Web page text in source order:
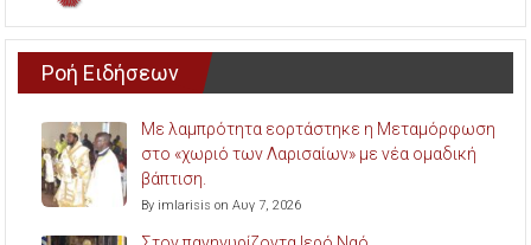
Ροή Ειδήσεων
Με λαμπρότητα εορτάστηκε η Μεταμόρφωση
στο «χωριό των Λαρισαίων» με νέα ομαδική
βάπτιση.
By imlarisis on Αυγ 7, 2026